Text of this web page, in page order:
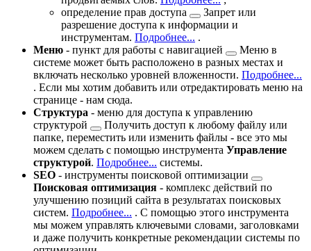
определение прав доступа
Запрет или
разрешение доступа к информации и
инструментам. Подробнее... .
Меню - пункт для работы с навигацией
Меню в
системе может быть расположено в разных местах и
включать несколько уровней вложенности. Подробнее...
. Если мы хотим добавить или отредактировать меню на
странице - нам сюда.
Структура - меню для доступа к управлению
структурой
Получить доступ к любому файлу или
папке, переместить или изменить файлы - все это мы
можем сделать с помощью инструмента Управление
структурой. Подробнее... системы.
SEO - инструменты поисковой оптимизации
Поисковая оптимизация - комплекс действий по
улучшению позиций сайта в результатах поисковых
систем. Подробнее... . С помощью этого инструмента
мы можем управлять ключевыми словами, заголовками
и даже получить конкретные рекомендации системы по